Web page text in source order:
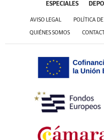
ESPECIALES
AVISO LEGAL POLÍTICA
QUIÉNES SOMOS